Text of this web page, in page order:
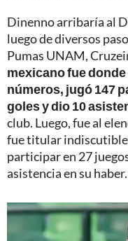
Dinenno arribaría al
luego de diversos
Pumas UNAM,
mexicano fue
números, jugó 147
goles y dio 10
club. Luego, fue al
fue titular
participar en 27
asistencia en su haber.